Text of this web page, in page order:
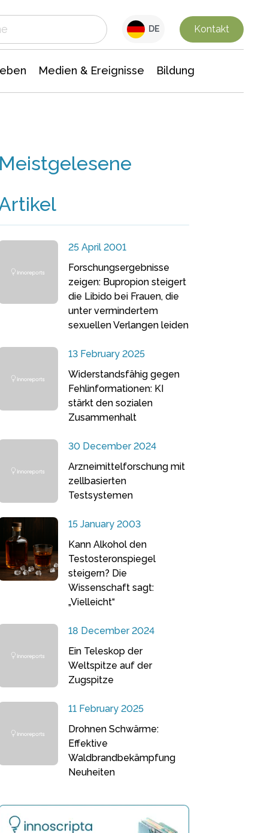
DE Kontakt
Medien & Ereignisse Bildung
Meistgelesene
25 April 2001
Forschungsergebnisse
zeigen: Bupropion steigert
die Libido bei Frauen, die
unter vermindertem
sexuellen Verlangen leiden
13 February 2025
Widerstandsfähig gegen
Fehlinformationen: KI
stärkt den sozialen
Zusammenhalt
30 December 2024
Arzneimittelforschung mit
zellbasierten
Testsystemen
15 January 2003
Kann Alkohol den
Testosteronspiegel
steigern? Die
Wissenschaft sagt:
„Vielleicht“
18 December 2024
Ein Teleskop der
Weltspitze auf der
Zugspitze
11 February 2025
Drohnen Schwärme:
Effektive
Waldbrandbekämpfung
Neuheiten